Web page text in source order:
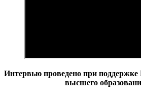
Интервью проведено при
высшего